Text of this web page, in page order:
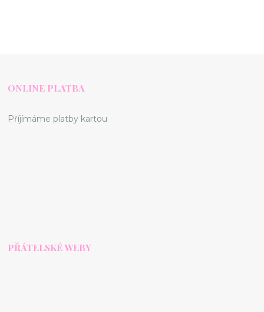
ONLINE PLATBA
Příjímáme platby kartou
PŘÁTELSKÉ WEBY